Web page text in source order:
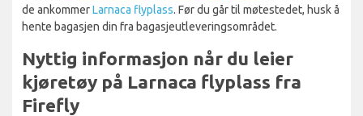
de ankommerLarnaca flyplass. Før du går til møtestedet, husk å
hente bagasjen din fra bagasjeutleveringsområdet.
Nyttig informasjon når du leier
kjøretøy på Larnaca flyplass fra
Firefly